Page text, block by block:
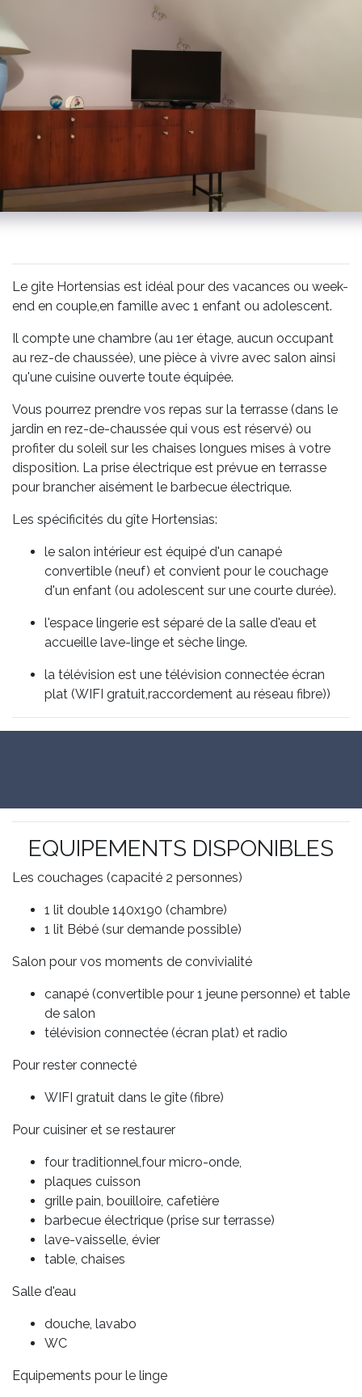
Le gite Hortensias est idéal pour des vacances ou week-
end en couple,en famille avec 1 enfant ou adolescent.
Il compte une chambre (au 1er étage, aucun occupant
au rez-de chaussée), une pièce à vivre avec salon ainsi
qu'une cuisine ouverte toute équipée.
Vous pourrez prendre vos repas sur la terrasse (dans le
jardin en rez-de-chaussée qui vous est réservé) ou
profiter du soleil sur les chaises longues mises à votre
disposition. La prise électrique est prévue en terrasse
pour brancher aisément le barbecue électrique.
Les spécificités du gîte Hortensias:
le salon intérieur est équipé d'un canapé
convertible (neuf) et convient pour le couchage
d'un enfant (ou adolescent sur une courte durée).
l'espace lingerie est séparé de la salle d'eau et
accueille lave-linge et sèche linge.
la télévision est une télévision connectée écran
plat (WIFI gratuit,raccordement au réseau fibre))
EQUIPEMENTS DISPONIBLES
Les couchages (capacité 2 personnes)
1 lit double 140x190 (chambre)
1 lit Bébé (sur demande possible)
Salon pour vos moments de convivialité
canapé (convertible pour 1 jeune personne) et table
de salon
télévision connectée (écran plat) et radio
Pour rester connecté
WIFI gratuit dans le gîte (fibre)
Pour cuisiner et se restaurer
four traditionnel,four micro-onde,
plaques cuisson
grille pain, bouilloire, cafetière
barbecue électrique (prise sur terrasse)
lave-vaisselle, évier
table, chaises
Salle d'eau
douche, lavabo
WC
Equipements pour le linge